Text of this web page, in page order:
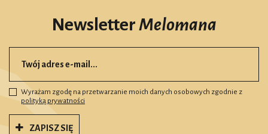
NewsletterMelomana
Wyrażam zgodę na przetwarzanie moich danych osobowych zgodnie z
polityką prywatności
ZAPISZ SIĘ